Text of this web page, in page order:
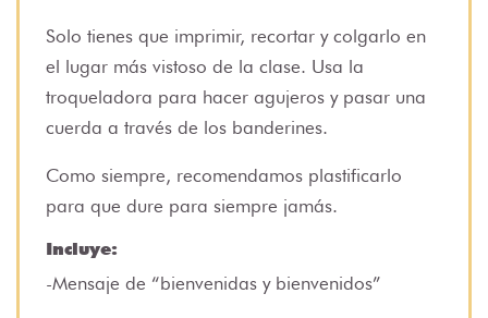
Solo tienes que imprimir, recortar y colgarlo en
el lugar más vistoso de la clase. Usa la
troqueladora para hacer agujeros y pasar una
cuerda a través de los banderines.
Como siempre, recomendamos plastificarlo
para que dure para siempre jamás.
Incluye:
-Mensaje de “bienvenidas y bienvenidos”